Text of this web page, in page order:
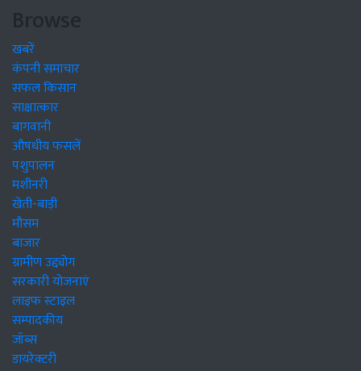
Browse
खबरें
कंपनी समाचार
सफल किसान
साक्षात्कार
बागवानी
औषधीय फसलें
पशुपालन
मशीनरी
खेती-बाड़ी
मौसम
बाजार
ग्रामीण उद्द्योग
सरकारी योजनाएं
लाइफ स्टाइल
सम्पादकीय
जॉब्स
डायरेक्टरी